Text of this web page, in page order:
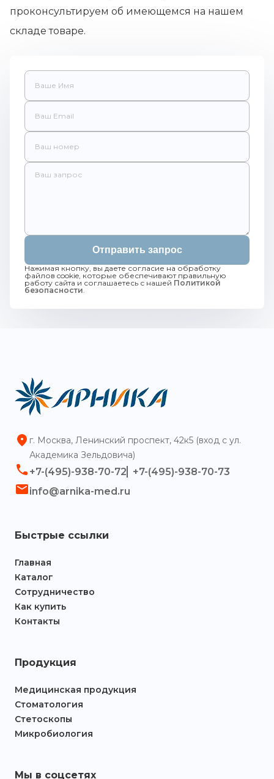
проконсультируем об имеющемся на нашем
складе товаре.
Отправить запрос
Нажимая кнопку, вы даете согласие на обработку
файлов cookie, которые обеспечивают правильную
работу сайта и соглашаетесь с нашей Политикой
безопасности.
г. Москва, Ленинский проспект, 42к5 (вход с ул.
Академика Зельдовича)
+7-(495)-938-70-72
+7-(495)-938-70-73
info@arnika-med.ru
Быстрые ссылки
Главная
Каталог
Сотрудничество
Как купить
Контакты
Продукция
Медицинская продукция
Стоматология
Стетоскопы
Микробиология
Мы в соцсетях